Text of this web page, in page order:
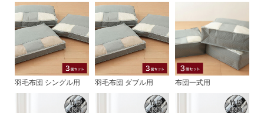
羽毛布団 シングル用 羽毛布団 ダブル用 布団一式用